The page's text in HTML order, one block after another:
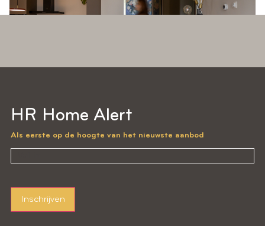
HR Home Alert
Als eerste op de hoogte van het nieuwste aanbod
Inschrijven